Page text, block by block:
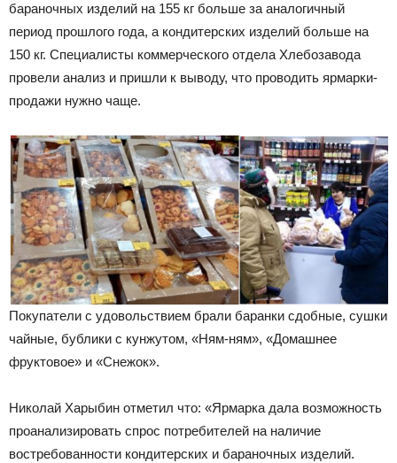
бараночных изделий на 155 кг больше за аналогичный
период прошлого года, а кондитерских изделий больше на
150 кг. Специалисты коммерческого отдела Хлебозавода
провели анализ и пришли к выводу, что проводить ярмарки-
продажи нужно чаще.
Покупатели с удовольствием брали баранки сдобные, сушки
чайные, бублики с кунжутом, «Ням-ням», «Домашнее
фруктовое» и «Снежок».
Николай Харыбин отметил что: «Ярмарка дала возможность
проанализировать спрос потребителей на наличие
востребованности кондитерских и бараночных изделий.